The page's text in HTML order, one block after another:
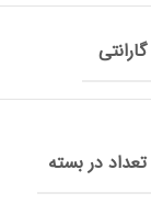
گارانتی
تعداد در بسته